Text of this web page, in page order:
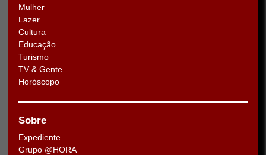
Mulher
Lazer
Cultura
Educação
Turismo
TV & Gente
Horóscopo
Sobre
Expediente
Grupo @HORA